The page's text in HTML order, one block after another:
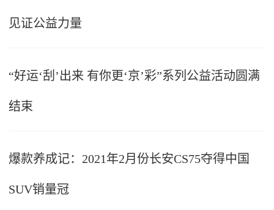
见证公益力量
“好运‘刮’出来 有你更‘京’彩”系列公益活动圆满
结束
爆款养成记：2021年2月份长安CS75夺得中国
SUV销量冠